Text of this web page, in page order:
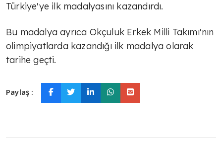
Türkiye'ye ilk madalyasını kazandırdı.
Bu madalya ayrıca Okçuluk Erkek Milli Takımı'nın
olimpiyatlarda kazandığı ilk madalya olarak
tarihe geçti.
Paylaş :